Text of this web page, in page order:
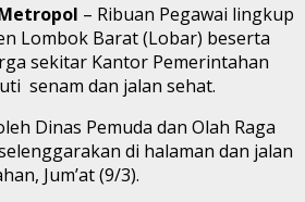
– Ribuan Pegawai lingkup
Lombok Barat (Lobar) beserta
sekitar Kantor Pemerintahan
senam dan jalan sehat.
Dinas Pemuda dan Olah Raga
di halaman dan jalan
Jum’at (9/3).